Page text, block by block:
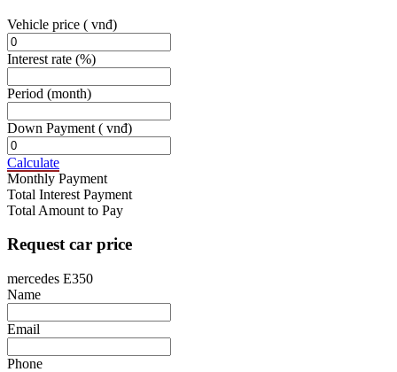
Vehicle price ( vnđ)
Interest rate (%)
Period (month)
Down Payment ( vnđ)
Calculate
Monthly Payment
Total Interest Payment
Total Amount to Pay
Request car price
mercedes E350
Name
Email
Phone